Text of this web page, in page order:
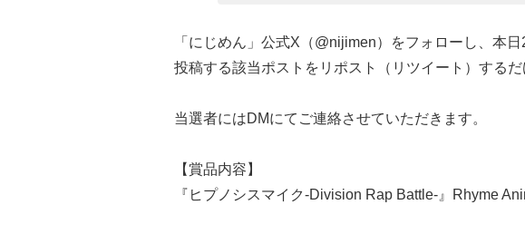
「にじめん」公式X（@nijimen）をフォローし、本
投稿する該当ポストをリポスト（リツイート）するだ
当選者にはDMにてご連絡させていただきます。
【賞品内容】
『ヒプノシスマイク-Division Rap Battle-』Rhyme